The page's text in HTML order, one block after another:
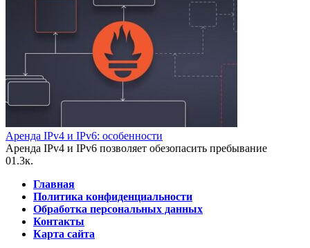
Аренда IPv4 и IPv6: особенности
Аренда IPv4 и IPv6 позволяет обезопасить пребывание
01.3к.
Главная
Политика конфиденциальности
Обработка персональных данных
Контакты
Карта сайта